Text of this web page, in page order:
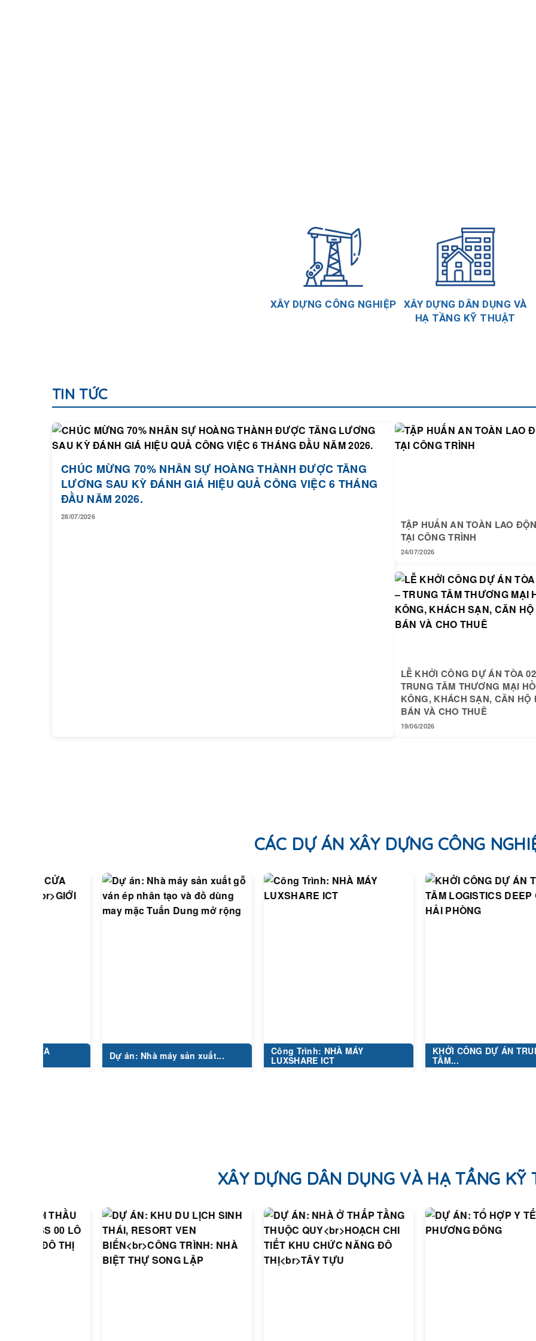
XÂY DỰNG CÔNG NGHIỆP
XÂY DỰNG DÂN DỤNG VÀ
HẠ TẦNG KỸ THUẬT
TIN TỨC
CHÚC MỪNG 70% NHÂN SỰ HOÀNG THÀNH ĐƯỢC TĂNG
LƯƠNG SAU KỲ ĐÁNH GIÁ HIỆU QUẢ CÔNG VIỆC 6 THÁNG
ĐẦU NĂM 2026.
28/07/2026
TẬP HUẤN AN TOÀN LAO
TẠI CÔNG TRÌNH
24/07/2026
LỄ KHỞI CÔNG DỰ ÁN TÒA
TRUNG TÂM THƯƠNG MẠI
KÔNG, KHÁCH SẠN, CĂN HỘ
BÁN VÀ CHO THUÊ
19/06/2026
CÁC DỰ ÁN XÂY DỰNG CÔNG
Dự án: Nhà máy sản xuất...
Công Trình: NHÀ MÁY
LUXSHARE ICT
KHỞI CÔNG DỰ ÁN TRUNG
XÂY DỰNG DÂN DỤNG VÀ HẠ TẦNG KỸ